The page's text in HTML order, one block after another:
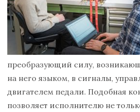
преобразующий силу,
на него языком, в сигналы,
двигателем педали. Подобная
позволяет исполнителю не